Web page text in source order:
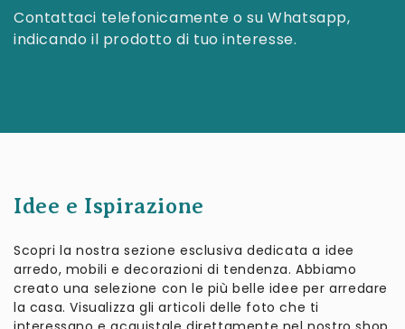
Contattaci telefonicamente o su Whatsapp,
indicando il prodotto di tuo interesse.
Idee e Ispirazione
Scopri la nostra sezione esclusiva dedicata a idee
arredo, mobili e decorazioni di tendenza. Abbiamo
creato una selezione con le più belle idee per arredare
la casa. Visualizza gli articoli delle foto che ti